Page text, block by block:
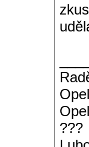
???